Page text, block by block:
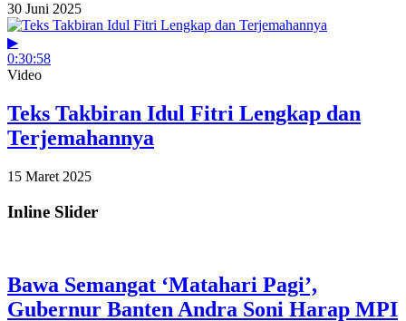
30 Juni 2025
▶
0:30:58
Video
Teks Takbiran Idul Fitri Lengkap dan
Terjemahannya
15 Maret 2025
Inline Slider
Bawa Semangat ‘Matahari Pagi’,
Gubernur Banten Andra Soni Harap MPI